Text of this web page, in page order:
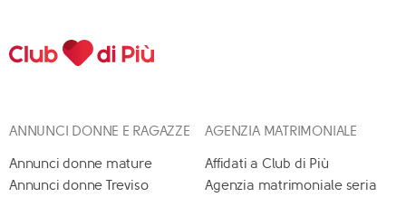
ANNUNCI DONNE E RAGAZZE
Annunci donne mature
Annunci donne Treviso
AGENZIA MATRIMONIALE
Affidati a Club di Più
Agenzia matrimoniale seria